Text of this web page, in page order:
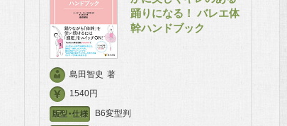
踊りになる！ バレエ体
幹ハンドブック
島田智史 著
1540円
B6変型判